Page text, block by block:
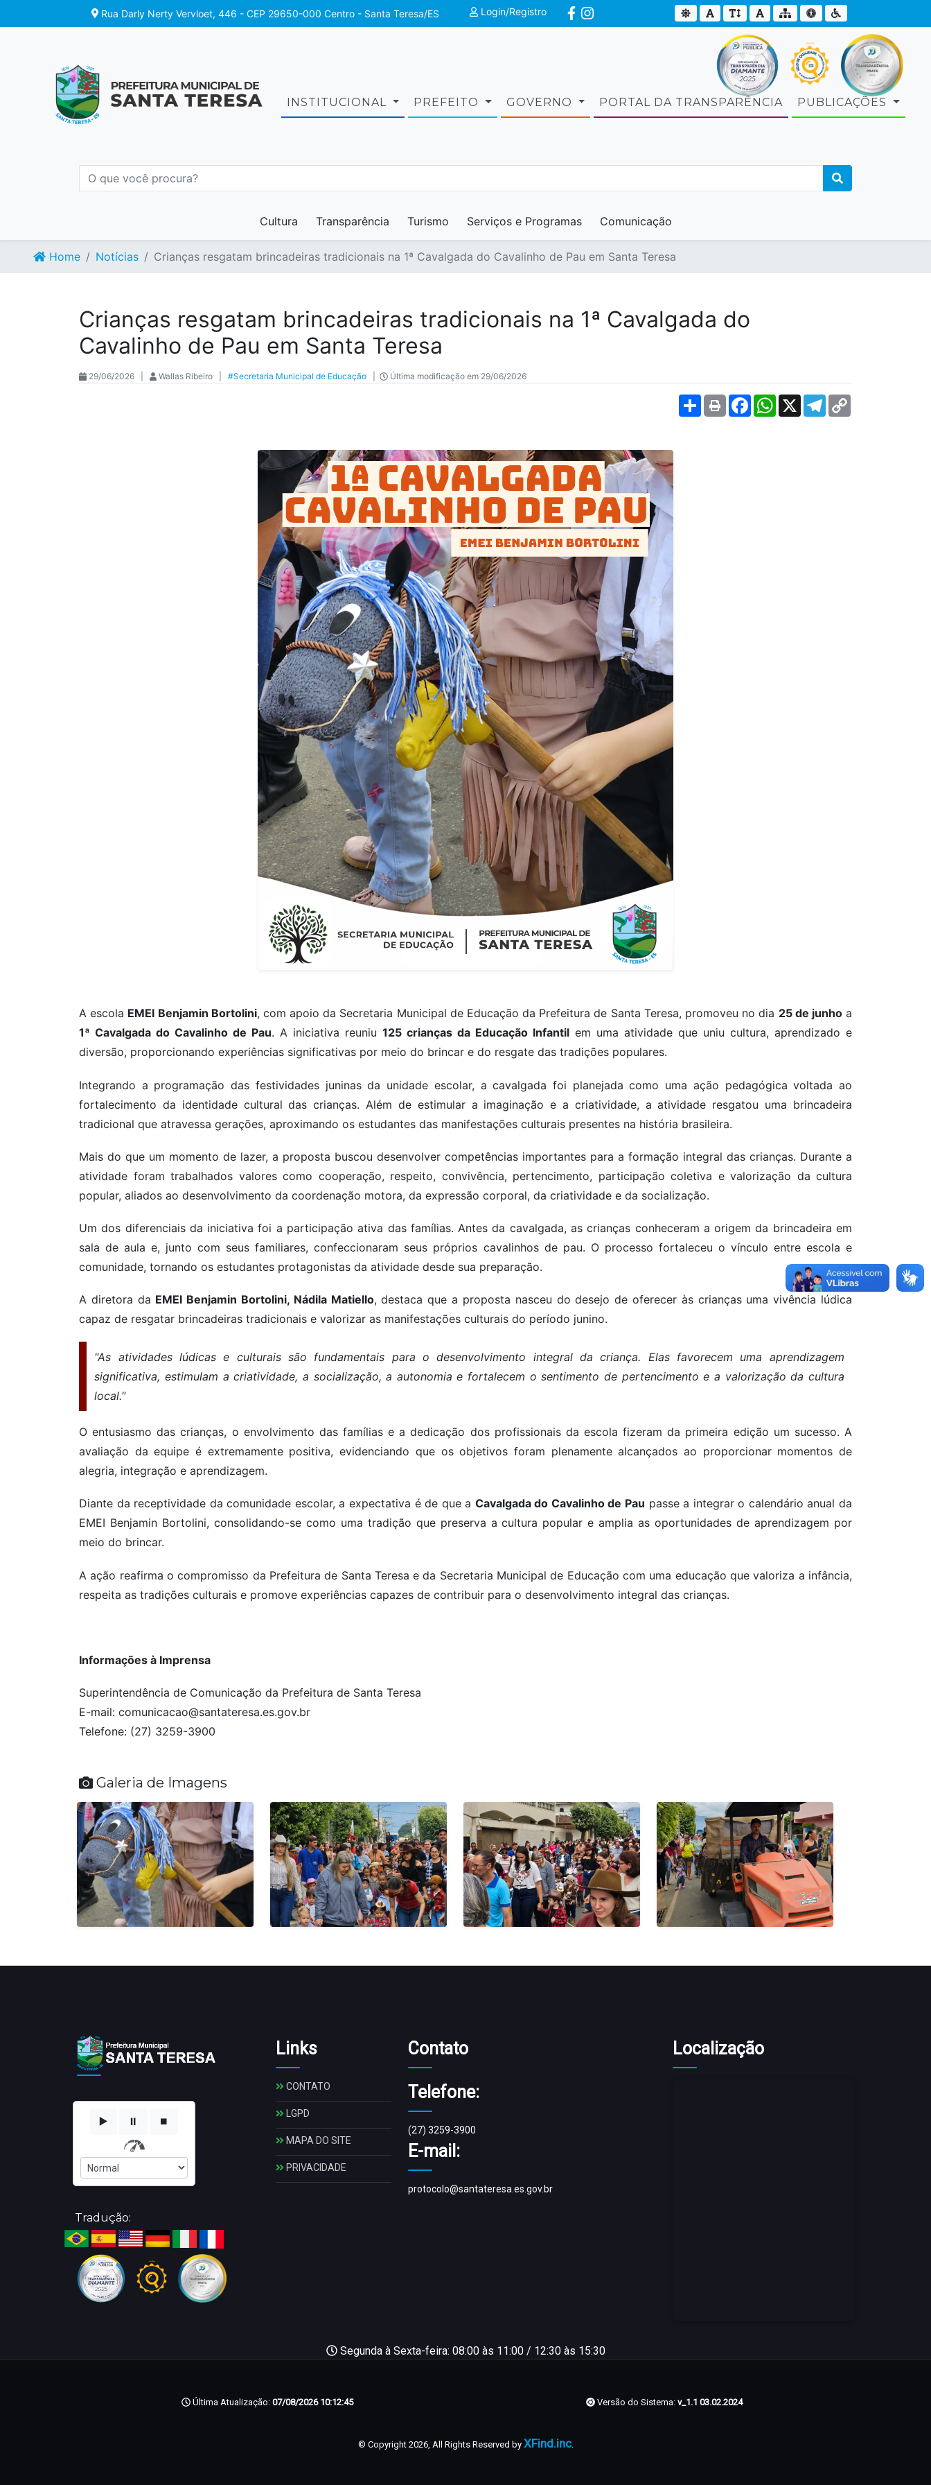
Rua Darly Nerty Vervloet, 446 - CEP 29650-000 Centro - Santa Teresa/ES Login/Registro
INSTITUCIONAL PREFEITO GOVERNO PORTAL DA TRANSPARÊNCIA PUBLICAÇÕES
Cultura Transparência Turismo Serviços e Programas Comunicação
Home Notícias Crianças resgatam brincadeiras tradicionais na 1ª Cavalgada do Cavalinho de Pau em Santa Teresa
Crianças resgatam brincadeiras tradicionais na 1ª Cavalgada do
Cavalinho de Pau em Santa Teresa
29/06/2026 | Wallas Ribeiro | #Secretaria Municipal de Educação Última modificação em 29/06/2026
Share FacebookWhatsApp
X Telegram
A escola EMEI Benjamin Bortolini, com apoio da Secretaria Municipal de Educação da Prefeitura de Santa Teresa, promoveu no dia 25 de junhoa
1ª Cavalgada do Cavalinho de Pau. A iniciativa reuniu 125 crianças da Educação Infantil em uma atividade que uniu cultura, aprendizado e
diversão, proporcionando experiências significativas por meio do brincar e do resgate das tradições populares.
Integrando a programação das festividades juninas da unidade escolar, a cavalgada foi planejada como uma ação pedagógica voltada ao
fortalecimento da identidade cultural das crianças. Além de estimular a imaginação e a criatividade, a atividade resgatou uma brincadeira
tradicional que atravessa gerações, aproximando os estudantes das manifestações culturais presentes na história brasileira.
Mais do que um momento de lazer, a proposta buscou desenvolver competências importantes para a formação integral das crianças. Durante a
atividade foram trabalhados valores como cooperação, respeito, convivência, pertencimento, participação coletiva e valorização da cultura
popular, aliados ao desenvolvimento da coordenação motora, da expressão corporal, da criatividade e da socialização.
Um dos diferenciais da iniciativa foi a participação ativa das famílias. Antes da cavalgada, as crianças conheceram a origem da brincadeira em
sala de aula e, junto com seus familiares, confeccionaram seus próprios cavalinhos de pau. O processo fortaleceu o vínculo entre escola e
comunidade, tornando os estudantes protagonistas da atividade desde sua preparação.
A diretora da EMEI Benjamin Bortolini, Nádila Matiello, destaca que a proposta nasceu do desejo de oferecer às crianças uma vivência lúdica
capaz de resgatar brincadeiras tradicionais e valorizar as manifestações culturais do período junino.
"As atividades lúdicas e culturais são fundamentais para o desenvolvimento integral da criança. Elas favorecem uma aprendizagem
significativa, estimulam a criatividade, a socialização, a autonomia e fortalecem o sentimento de pertencimento e a valorização da cultura
local."
O entusiasmo das crianças, o envolvimento das famílias e a dedicação dos profissionais da escola fizeram da primeira edição um sucesso. A
avaliação da equipe é extremamente positiva, evidenciando que os objetivos foram plenamente alcançados ao proporcionar momentos de
alegria, integração e aprendizagem.
Diante da receptividade da comunidade escolar, a expectativa é de que a Cavalgada do Cavalinho de Pau passe a integrar o calendário anual da
EMEI Benjamin Bortolini, consolidando-se como uma tradição que preserva a cultura popular e amplia as oportunidades de aprendizagem por
meio do brincar.
A ação reafirma o compromisso da Prefeitura de Santa Teresa e da Secretaria Municipal de Educação com uma educação que valoriza a infância,
respeita as tradições culturais e promove experiências capazes de contribuir para o desenvolvimento integral das crianças.
Informações à Imprensa
Superintendência de Comunicação da Prefeitura de Santa Teresa
E-mail: comunicacao@santateresa.es.gov.br
Telefone: (27) 3259-3900
Galeria de Imagens
▶️ ⏸️ ⏹️
Tradução:
Links
CONTATO
LGPD
MAPA DO SITE
PRIVACIDADE
Contato
Telefone:
(27) 3259-3900
E-mail:
protocolo@santateresa.es.gov.br
Localização
Segunda à Sexta-feira: 08:00 às 11:00 / 12:30 às 15:30
Última Atualização: 07/08/2026 10:12:45 Versão do Sistema: v_1.1 03.02.2024
© Copyright 2026, All Rights Reserved by XFind.inc.